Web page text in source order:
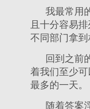
我最常用
且十分容易
不同部门拿到
回到之前
着我们至少
最多的一天。
随着答案